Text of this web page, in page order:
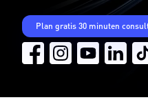
Plan gratis 30 minuten